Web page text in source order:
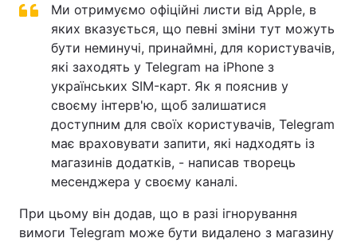
Ми отримуємо офіційні листи від Apple, в
яких вказується, що певні зміни тут можуть
бути неминучі, принаймні, для користувачів,
які заходять у Telegram на iPhone з
українських SIM-карт. Як я пояснив у
своєму інтерв'ю, щоб залишатися
доступним для своїх користувачів, Telegram
має враховувати запити, які надходять із
магазинів додатків, - написав творець
месенджера у своєму каналі.
При цьому він додав, що в разі ігнорування
вимоги Telegram може бути видалено з магазину